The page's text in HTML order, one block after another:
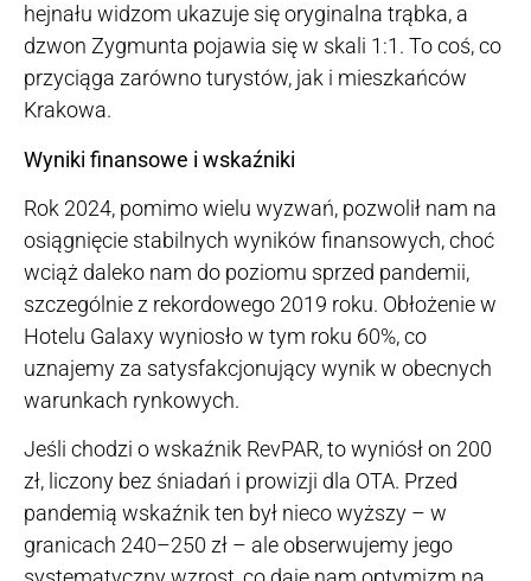
hejnału widzom ukazuje się oryginalna trąbka, a
dzwon Zygmunta pojawia się w skali 1:1. To coś, co
przyciąga zarówno turystów, jak i mieszkańców
Krakowa.
Wyniki finansowe i wskaźniki
Rok 2024, pomimo wielu wyzwań, pozwolił nam na
osiągnięcie stabilnych wyników finansowych, choć
wciąż daleko nam do poziomu sprzed pandemii,
szczególnie z rekordowego 2019 roku. Obłożenie w
Hotelu Galaxy wyniosło w tym roku 60%, co
uznajemy za satysfakcjonujący wynik w obecnych
warunkach rynkowych.
Jeśli chodzi o wskaźnik RevPAR, to wyniósł on 200
zł, liczony bez śniadań i prowizji dla OTA. Przed
pandemią wskaźnik ten był nieco wyższy – w
granicach 240–250 zł – ale obserwujemy jego